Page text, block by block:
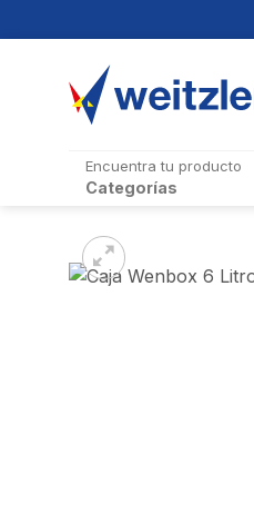
Encuentra tu producto
Categorías